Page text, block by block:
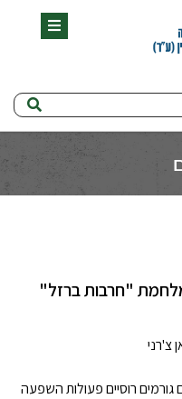
תפריט
"חרבות ברזל"
צ'רני
רוסיים פעולות השפעה